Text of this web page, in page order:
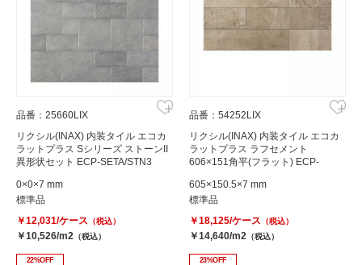
品番：25660LIX
リクシル(INAX) 内装タイル エコカ
ラットプラス Sシリーズ ストーンII
異形状セット ECP-SETA/STN3
0×0×7 mm
標準品
￥12,031/ケース （税込）
￥10,526/m2 （税込）
22%OFF
品番：54252LIX
リクシル(INAX) 内装タイル エコカ
ラットプラス ラフセメント
606×151角平(フラット) ECP-
605×150.5×7 mm
標準品
￥18,125/ケース （税込）
￥14,640/m2 （税込）
23%OFF